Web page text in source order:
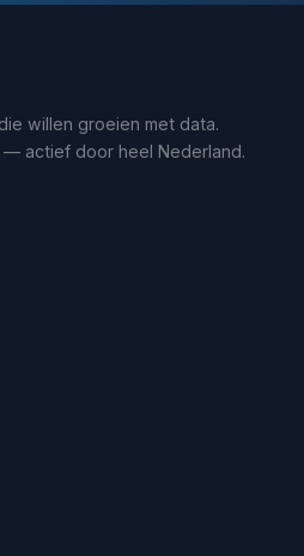
willen groeien met data.
— actief door heel Nederland.